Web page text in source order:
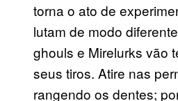
torna o ato de
lutam de modo
ghouls e Mirelurks vão
seus tiros. Atire nas
rangendo os dentes;